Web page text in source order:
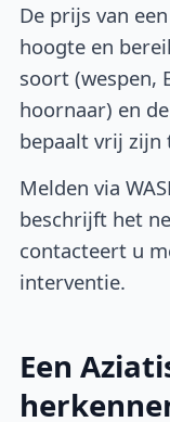
De prijs van
hoogte en
soort (wespen,
hoornaar) en
bepaalt vrij zijn
Melden via
beschrijft het
contacteert u
interventie.
Een